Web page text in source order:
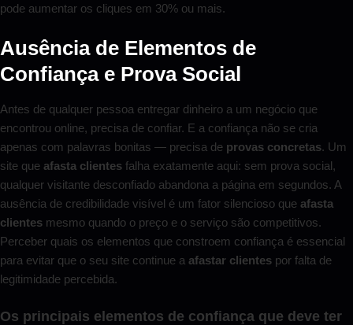
pode aumentar os cliques em 30% ou mais.
Ausência de Elementos de
Confiança e Prova Social
Antes de qualquer pessoa entregar dinheiro a um negócio que
encontrou online, precisa de confiar. E a confiança não se cria
apenas com palavras bonitas — precisa de provas concretas. Um
site que afasta clientes falha exatamente aqui: sem prova social,
qualquer visitante desconfiado abandona a página em segundos. A
ausência de credibilidade visível é um fator silencioso que afasta
clientes mesmo quando o preço e o serviço são competitivos.
Perceber quais os elementos que constroem confiança é essencial
para evitar que o seu site continue a afastar clientes por falta de
legitimidade percebida.
Os principais elementos de confiança que deve ter